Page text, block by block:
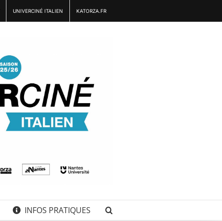
UNIVERCINÉ ITALIEN KATORZA.FR
INFOS PRATIQUES